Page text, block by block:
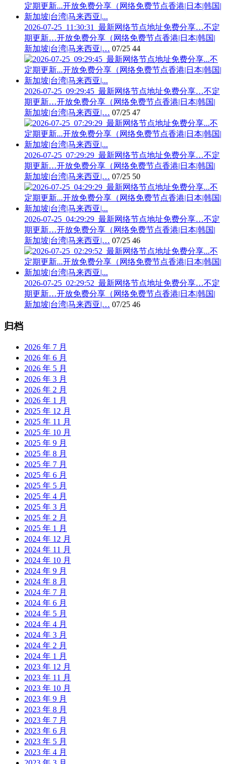
2026-07-25_11:30:31_最新网络节点地址免费分享…不定
期更新…开放免费分享（网络免费节点香港|日本|韩国|
新加坡|台湾|马来西亚|… 07/25 44
2026-07-25_09:29:45_最新网络节点地址免费分享…不定
期更新…开放免费分享（网络免费节点香港|日本|韩国|
新加坡|台湾|马来西亚|… 07/25 47
2026-07-25_07:29:29_最新网络节点地址免费分享…不定
期更新…开放免费分享（网络免费节点香港|日本|韩国|
新加坡|台湾|马来西亚|… 07/25 50
2026-07-25_04:29:29_最新网络节点地址免费分享…不定
期更新…开放免费分享（网络免费节点香港|日本|韩国|
新加坡|台湾|马来西亚|… 07/25 46
2026-07-25_02:29:52_最新网络节点地址免费分享…不定
期更新…开放免费分享（网络免费节点香港|日本|韩国|
新加坡|台湾|马来西亚|… 07/25 46
归档
2026 年 7 月
2026 年 6 月
2026 年 5 月
2026 年 3 月
2026 年 2 月
2026 年 1 月
2025 年 12 月
2025 年 11 月
2025 年 10 月
2025 年 9 月
2025 年 8 月
2025 年 7 月
2025 年 6 月
2025 年 5 月
2025 年 4 月
2025 年 3 月
2025 年 2 月
2025 年 1 月
2024 年 12 月
2024 年 11 月
2024 年 10 月
2024 年 9 月
2024 年 8 月
2024 年 7 月
2024 年 6 月
2024 年 5 月
2024 年 4 月
2024 年 3 月
2024 年 2 月
2024 年 1 月
2023 年 12 月
2023 年 11 月
2023 年 10 月
2023 年 9 月
2023 年 8 月
2023 年 7 月
2023 年 6 月
2023 年 5 月
2023 年 4 月